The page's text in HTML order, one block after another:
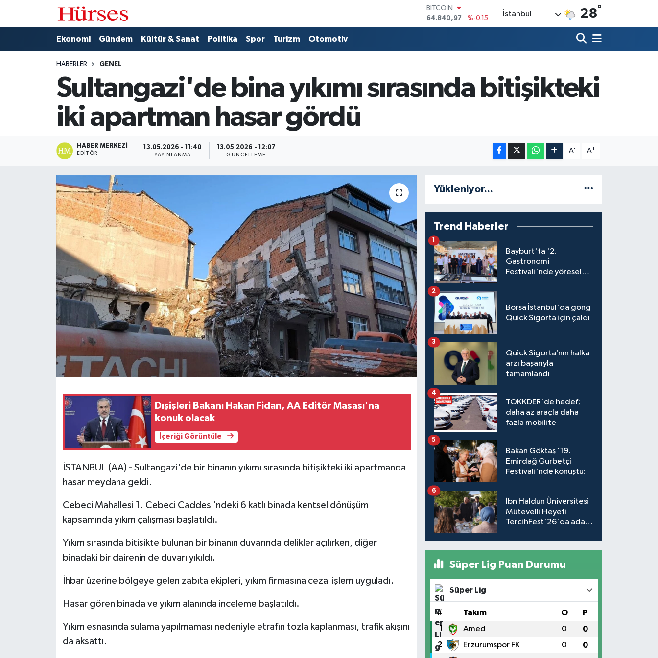
BITCOIN
64.840,97
%-0.15
DOLAR
%0.38
GRAM ALTIN
6660.55
%0
İstanbul 28°
Ekonomi Gündem Kültür & Sanat Politika Spor Turizm Otomotiv
HABERLER GENEL
Sultangazi'de bina yıkımı sırasında bitişikteki
iki apartman hasar gördü
HABER MERKEZI
EDITÖR
13.05.2026 - 11:40
YAYINLANMA
13.05.2026 - 12:07
GÜNCELLEME
A- A+
Dışişleri Bakanı Hakan Fidan, AA Editör Masası'na
konuk olacak
İçeriği Görüntüle
İSTANBUL (AA) - Sultangazi'de bir binanın yıkımı sırasında bitişikteki iki apartmanda
hasar meydana geldi.
Cebeci Mahallesi 1. Cebeci Caddesi'ndeki 6 katlı binada kentsel dönüşüm
kapsamında yıkım çalışması başlatıldı.
Yıkım sırasında bitişikte bulunan bir binanın duvarında delikler açılırken, diğer
binadaki bir dairenin de duvarı yıkıldı.
İhbar üzerine bölgeye gelen zabıta ekipleri, yıkım firmasına cezai işlem uyguladı.
Hasar gören binada ve yıkım alanında inceleme başlatıldı.
Yıkım esnasında sulama yapılmaması nedeniyle etrafın tozla kaplanması, trafik akışını
da aksattı.
Yükleniyor...
Trend Haberler
Bayburt'ta '2.
Gastronomi
Festivali'nde yöresel
1
Borsa İstanbul'da gong
Quick Sigorta için çaldı
2
Quick Sigorta’nın halka
arzı başarıyla
tamamlandı
3
TOKKDER'de hedef;
daha az araçla daha
fazla mobilite
4
Bakan Göktaş '19.
Emirdağ Gurbetçi
Festivali'nde konuştu:
5
İbn Haldun Üniversitesi
Mütevelli Heyeti
TercihFest'26'da aday
6
Süper Lig Puan Durumu
Süper Lig
# Takım O P
1 Amed 0 0
2 Erzurumspor FK 0 0
Ekonomi
Gündem
Kültür & Sanat
Hava Durumu
Trafik Durumu
Süper Lig Puan Durumu ve Fikstür
Tüm Manşetler
Haber Arşivi